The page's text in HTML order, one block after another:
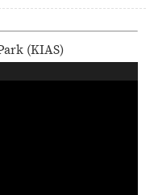
(KIAS)